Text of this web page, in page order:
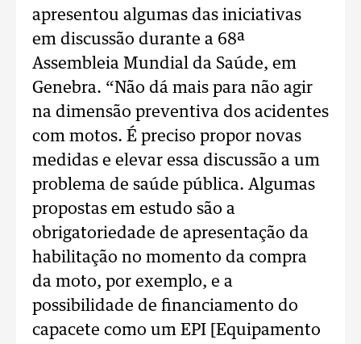
apresentou algumas das iniciativas
em discussão durante a 68ª
Assembleia Mundial da Saúde, em
Genebra. “Não dá mais para não agir
na dimensão preventiva dos acidentes
com motos. É preciso propor novas
medidas e elevar essa discussão a um
problema de saúde pública. Algumas
propostas em estudo são a
obrigatoriedade de apresentação da
habilitação no momento da compra
da moto, por exemplo, e a
possibilidade de financiamento do
capacete como um EPI [Equipamento